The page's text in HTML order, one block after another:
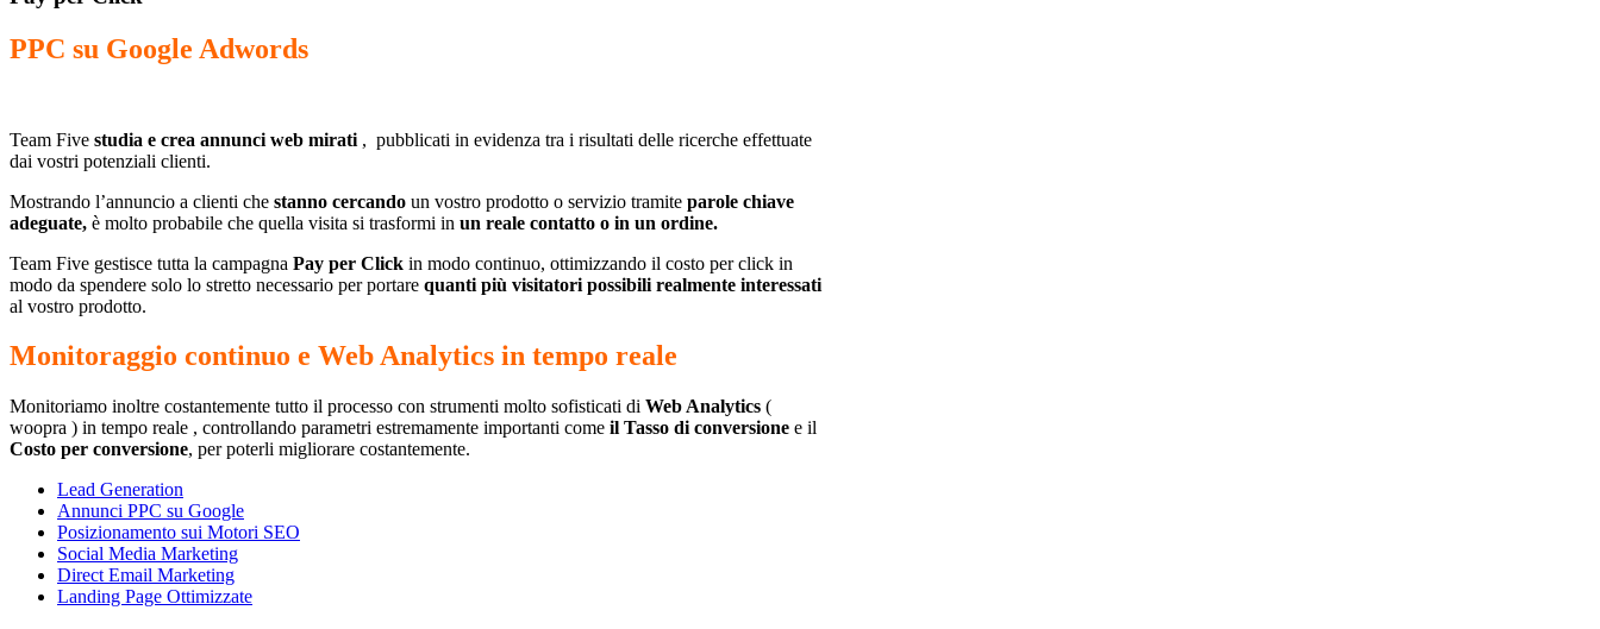
PPC su Google Adwords
Team Five studia e crea annunci web mirati , pubblicati in evidenza tra i risultati delle ricerche effettuate
dai vostri potenziali clienti.
Mostrando l’annuncio a clienti che stanno cercando un vostro prodotto o servizio tramite parole chiave
adeguate, è molto probabile che quella visita si trasformi in un reale contatto o in un ordine.
Team Five gestisce tutta la campagna Pay per Click in modo continuo, ottimizzando il costo per click in
modo da spendere solo lo stretto necessario per portare quanti più visitatori possibili realmente interessati
al vostro prodotto.
Monitoraggio continuo e Web Analytics in tempo reale
Monitoriamo inoltre costantemente tutto il processo con strumenti molto sofisticati di Web Analytics (
woopra ) in tempo reale , controllando parametri estremamente importanti come il Tasso di conversione e il
Costo per conversione, per poterli migliorare costantemente.
Lead Generation
Annunci PPC su Google
Posizionamento sui Motori SEO
Social Media Marketing
Direct Email Marketing
Landing Page Ottimizzate